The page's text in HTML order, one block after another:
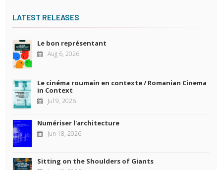
LATEST RELEASES
Le bon représentant
Aug 6, 2026
Le cinéma roumain en contexte / Romanian Cinema
in Context
Jul 9, 2026
Numériser l'architecture
Jun 18, 2026
Sitting on the Shoulders of Giants